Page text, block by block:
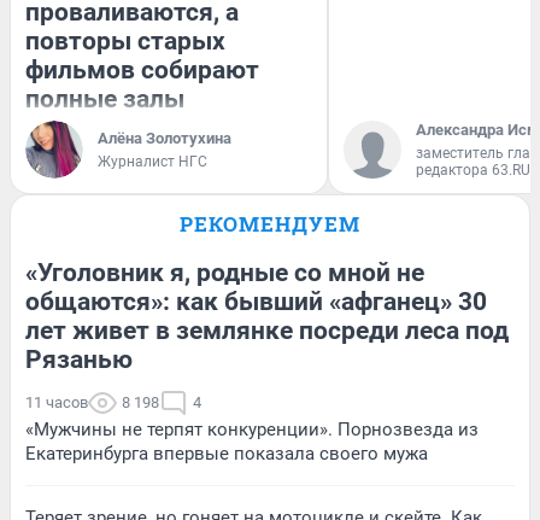
проваливаются, а
повторы старых
фильмов собирают
полные залы
Алёна Золотухина
Журналист НГС
Александра
заместитель
редактора 63.RU
РЕКОМЕНДУЕМ
«Уголовник я, родные со мной не
общаются»: как бывший «афганец» 30
лет живет в землянке посреди леса под
Рязанью
11 часов 8 198 4
«Мужчины не терпят конкуренции». Порнозвезда из
Екатеринбурга впервые показала своего мужа